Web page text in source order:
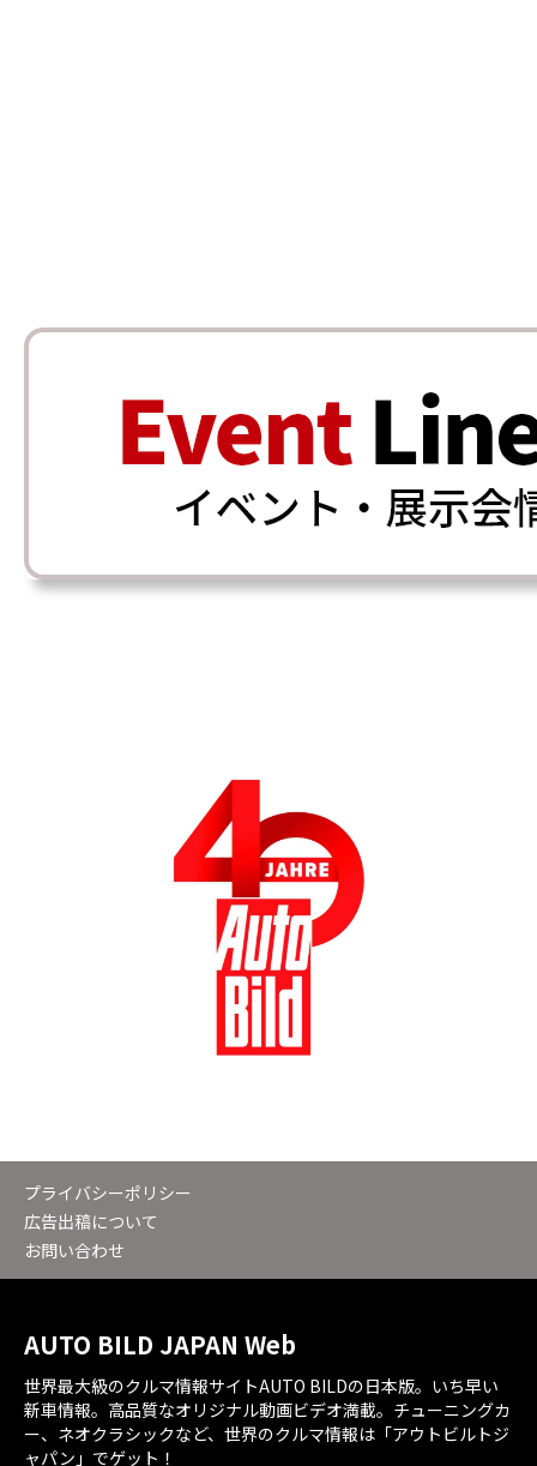
プライバシーポリシー
広告出稿について
お問い合わせ
AUTO BILD JAPAN Web
世界最大級のクルマ情報サイトAUTO BILDの日本版。いち早い
新車情報。高品質なオリジナル動画ビデオ満載。チューニングカ
ー、ネオクラシックなど、世界のクルマ情報は「アウトビルトジ
ャパン」でゲット！